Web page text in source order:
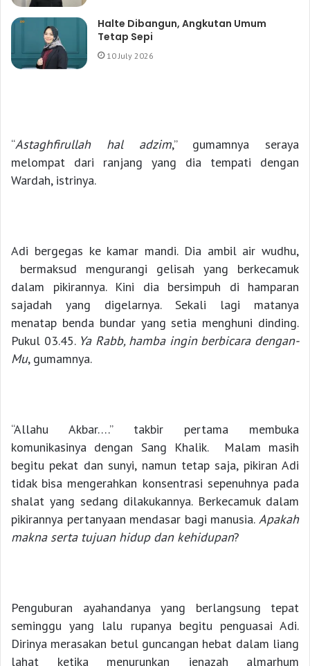
Halte Dibangun, Angkutan Umum
Tetap Sepi
10 July 2026
“Astaghfirullah hal adzim,” gumamnya seraya
melompat dari ranjang yang dia tempati dengan
Wardah, istrinya.
Adi bergegas ke kamar mandi. Dia ambil air wudhu,
bermaksud mengurangi gelisah yang berkecamuk
dalam pikirannya. Kini dia bersimpuh di hamparan
sajadah yang digelarnya. Sekali lagi matanya
menatap benda bundar yang setia menghuni dinding.
Pukul 03.45. Ya Rabb, hamba ingin berbicara dengan-
Mu, gumamnya.
“Allahu Akbar….” takbir pertama membuka
komunikasinya dengan Sang Khalik. Malam masih
begitu pekat dan sunyi, namun tetap saja, pikiran Adi
tidak bisa mengerahkan konsentrasi sepenuhnya pada
shalat yang sedang dilakukannya. Berkecamuk dalam
pikirannya pertanyaan mendasar bagi manusia. Apakah
makna serta tujuan hidup dan kehidupan?
Penguburan ayahandanya yang berlangsung tepat
seminggu yang lalu rupanya begitu penguasai Adi.
Dirinya merasakan betul guncangan hebat dalam liang
lahat ketika menurunkan jenazah almarhum